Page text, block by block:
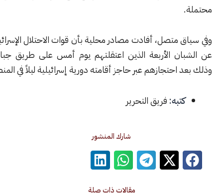
متصل، أفادت مصادر محلية بأن قوات الاحتلال الإسرائيلي أفرجت
الأربعة الذين اعتقلتهم يوم أمس على طريق جباتا الخشب،
احتجازهم عبر حاجز أقامته دورية إسرائيلية ليلاً في المنطقة.
فريق التحرير
شارك المنشور
مقالات ذات صلة